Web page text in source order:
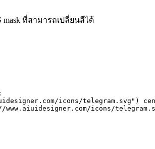
mask ที่สามารถเปลี่ยนสีได้
icons/telegram.svg")
www.aiuidesigner.com/icons/